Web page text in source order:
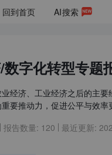
回到首页 AI搜索
字化转型专题
经济、工业经济之后的主
要推动力，促进公平与效率
报告数量: 120 最近更新: